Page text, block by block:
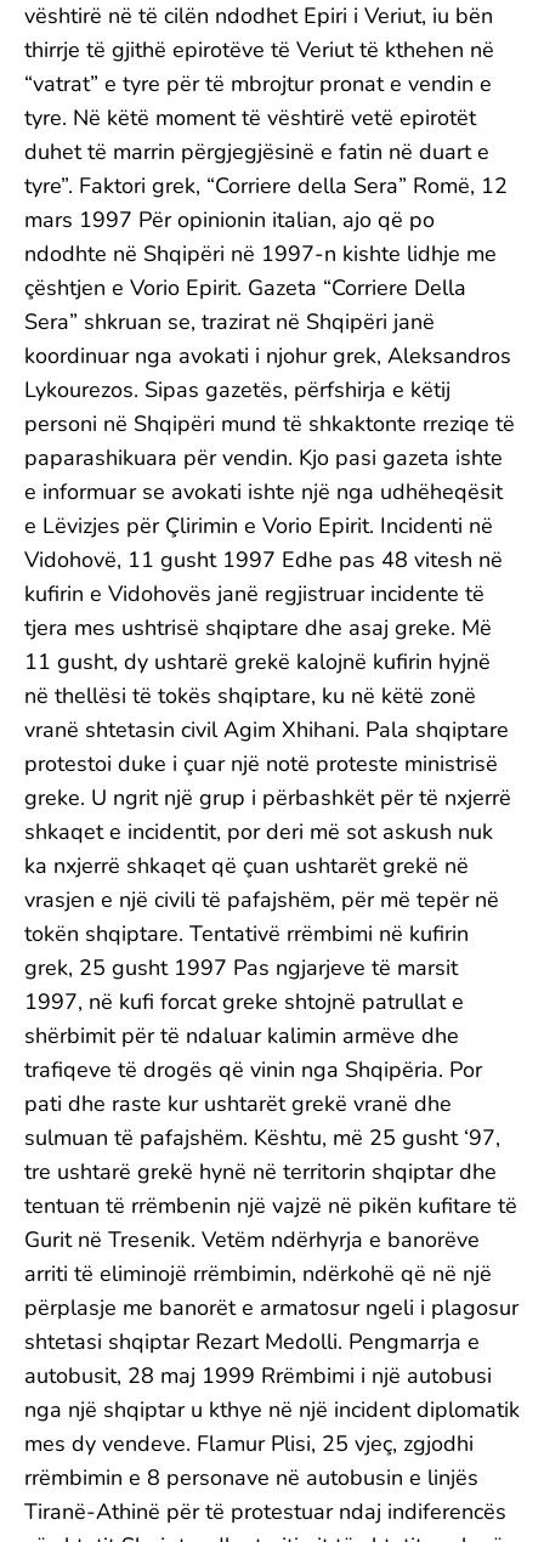
vështirë në të cilën ndodhet Epiri i Veriut, iu bën
thirrje të gjithë epirotëve të Veriut të kthehen në
“vatrat” e tyre për të mbrojtur pronat e vendin e
tyre. Në këtë moment të vështirë vetë epirotët
duhet të marrin përgjegjësinë e fatin në duart e
tyre”. Faktori grek, “Corriere della Sera” Romë, 12
mars 1997 Për opinionin italian, ajo që po
ndodhte në Shqipëri në 1997-n kishte lidhje me
çështjen e Vorio Epirit. Gazeta “Corriere Della
Sera” shkruan se, trazirat në Shqipëri janë
koordinuar nga avokati i njohur grek, Aleksandros
Lykourezos. Sipas gazetës, përfshirja e këtij
personi në Shqipëri mund të shkaktonte rreziqe të
paparashikuara për vendin. Kjo pasi gazeta ishte
e informuar se avokati ishte një nga udhëheqësit
e Lëvizjes për Çlirimin e Vorio Epirit. Incidenti në
Vidohovë, 11 gusht 1997 Edhe pas 48 vitesh në
kufirin e Vidohovës janë regjistruar incidente të
tjera mes ushtrisë shqiptare dhe asaj greke. Më
11 gusht, dy ushtarë grekë kalojnë kufirin hyjnë
në thellësi të tokës shqiptare, ku në këtë zonë
vranë shtetasin civil Agim Xhihani. Pala shqiptare
protestoi duke i çuar një notë proteste ministrisë
greke. U ngrit një grup i përbashkët për të nxjerrë
shkaqet e incidentit, por deri më sot askush nuk
ka nxjerrë shkaqet që çuan ushtarët grekë në
vrasjen e një civili të pafajshëm, për më tepër në
tokën shqiptare. Tentativë rrëmbimi në kufirin
grek, 25 gusht 1997 Pas ngjarjeve të marsit
1997, në kufi forcat greke shtojnë patrullat e
shërbimit për të ndaluar kalimin armëve dhe
trafiqeve të drogës që vinin nga Shqipëria. Por
pati dhe raste kur ushtarët grekë vranë dhe
sulmuan të pafajshëm. Kështu, më 25 gusht ‘97,
tre ushtarë grekë hynë në territorin shqiptar dhe
tentuan të rrëmbenin një vajzë në pikën kufitare të
Gurit në Tresenik. Vetëm ndërhyrja e banorëve
arriti të eliminojë rrëmbimin, ndërkohë që në një
përplasje me banorët e armatosur ngeli i plagosur
shtetasi shqiptar Rezart Medolli. Pengmarrja e
autobusit, 28 maj 1999 Rrëmbimi i një autobusi
nga një shqiptar u kthye në një incident diplomatik
mes dy vendeve. Flamur Plisi, 25 vjeç, zgjodhi
rrëmbimin e 8 personave në autobusin e linjës
Tiranë-Athinë për të protestuar ndaj indiferencës